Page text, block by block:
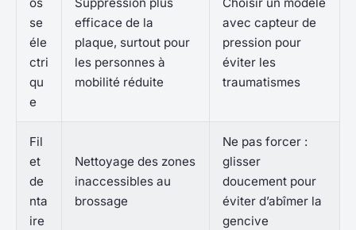
se
éle
ctri
qu
e
efficace de la
plaque, surtout pour
les personnes à
mobilité réduite
avec capteur de
pression pour
éviter les
traumatismes
Fil
et
de
nta
ire
Nettoyage des zones
inaccessibles au
brossage
Ne pas forcer :
glisser
doucement pour
éviter d’abîmer la
gencive